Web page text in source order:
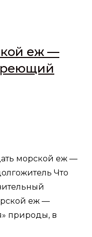
еж —
морской еж —
Что
еж —
природы, в